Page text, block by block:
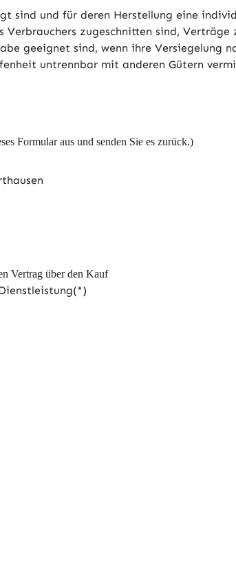
und für deren Herstellung eine
zugeschnitten sind,
geeignet sind, wenn ihre
untrennbar mit anderen Gütern
Formular aus und senden Sie es zurück.)
Vertrag über den Kauf